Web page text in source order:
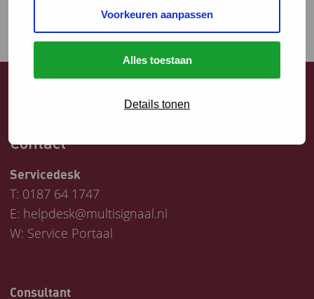
Voorkeuren aanpassen
Alles toestaan
Details tonen
Contact
Servicedesk
T: 0187 64 1747
E: helpdesk@multisignaal.nl
W: Service Portaal
Consultant